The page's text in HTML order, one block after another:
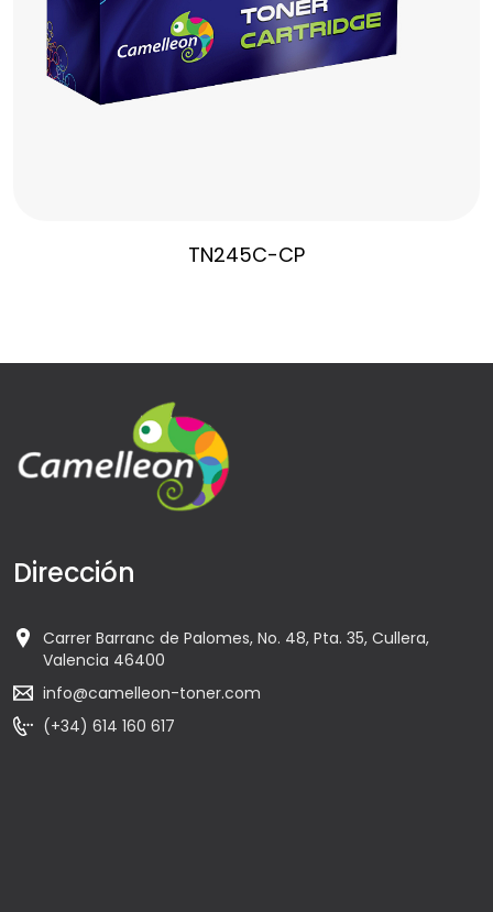
TN245C-CP
Dirección
Carrer Barranc de Palomes, No. 48, Pta. 35, Cullera,
Valencia 46400
info@camelleon-toner.com
(+34) 614 160 617